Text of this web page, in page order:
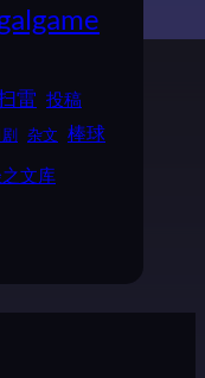
雷 投稿
剧 杂文 棒球
文库